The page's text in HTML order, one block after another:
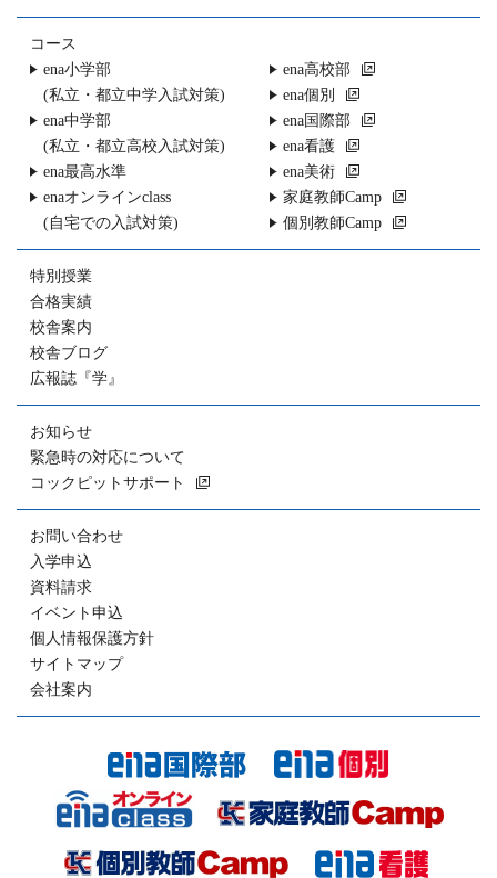
コース
ena小学部
(私立・都立中学入試対策)
ena中学部
(私立・都立高校入試対策)
ena最高水準
enaオンラインclass
(自宅での入試対策)
ena高校部
ena個別
ena国際部
ena看護
ena美術
家庭教師Camp
個別教師Camp
特別授業
合格実績
校舎案内
校舎ブログ
広報誌『学』
お知らせ
緊急時の対応について
コックピットサポート
お問い合わせ
入学申込
資料請求
イベント申込
個人情報保護方針
サイトマップ
会社案内